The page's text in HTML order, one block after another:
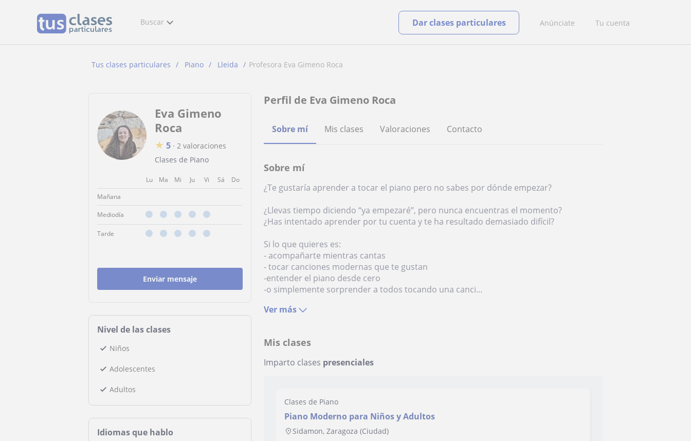
Buscar Anúnciate Tu cuenta
Dar clases particulares
Tus clases particulares Piano Lleida Profesora Eva Gimeno Roca
Eva Gimeno
Roca
★ 5 · 2 valoraciones
Clases de Piano
Lu Ma Mi Ju Vi Sá
Do
Mañana
Mediodía
Tarde
Enviar mensaje
Nivel de las clases
Niños
Adolescentes
Adultos
Idiomas que hablo
Perfil de Eva Gimeno Roca
Sobre mí Mis clases Valoraciones Contacto
Sobre mí
¿Te gustaría aprender a tocar el piano pero no sabes por dónde empezar?
¿Llevas tiempo diciendo “ya empezaré”, pero nunca encuentras el momento?
¿Has intentado aprender por tu cuenta y te ha resultado demasiado difícil?
Si lo que quieres es:
- acompañarte mientras cantas
- tocar canciones modernas que te gustan
-entender el piano desde cero
-o simplemente sorprender a todos tocando una canci...
Ver más
Mis clases
Imparto clases presenciales
Clases de Piano
Piano Moderno para Niños y Adultos
Sidamon, Zaragoza (Ciudad)